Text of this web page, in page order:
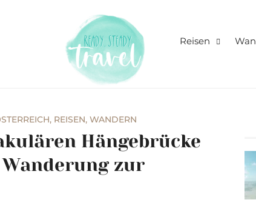
Ready,
Reisen
, REISEN, WANDERN
Hängebrücke
zur